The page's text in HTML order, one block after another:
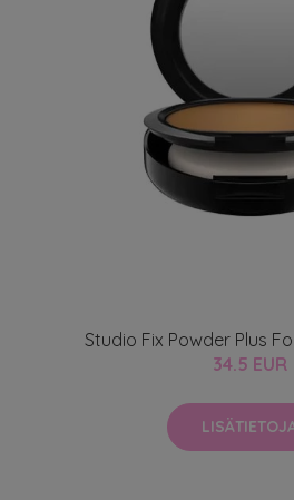
Studio Fix Powder Plus
34.5 EUR